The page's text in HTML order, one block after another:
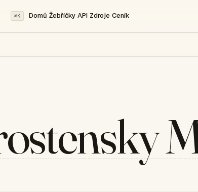
⌘K Domů Žebříčky API Zdroje Ceník